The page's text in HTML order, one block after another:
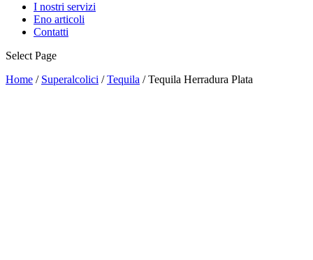
I nostri servizi
Eno articoli
Contatti
Select Page
Home / Superalcolici /Tequila / Tequila Herradura Plata